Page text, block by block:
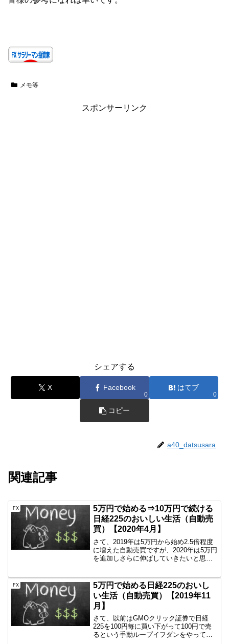
メモ等
スポンサーリンク
シェアする
X Facebook
0
はてブ
0
コピー
a40_datsusara
関連記事
FX 5万円で始める⇒10万円で続ける
日経225のおいしい生活（自動売
買）【2020年4月】
さて、2019年は5万円から始め2.5倍程度
に増えた自動売買ですが、2020年は5万円
を追加しさらに伸ばしていきたいと思い
んかで日経225買えるわけないでしょ？
頭...
FX
5万円で始める日経225のおいし
い生活（自動売買）【2019年11
月】
さて、以前はGMOクリック証券で日経
225を100円毎に買い下がって100円で売
るという手動ループイフダンをやってい